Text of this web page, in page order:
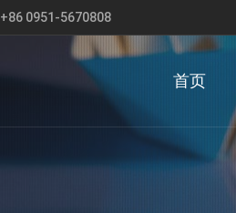
+86 0951-5670808
首页